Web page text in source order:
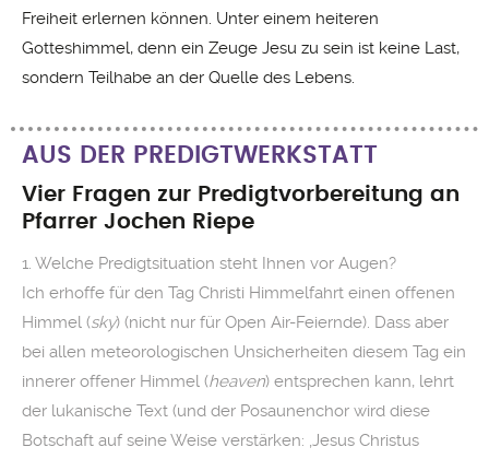
Freiheit erlernen können. Unter einem heiteren
Gotteshimmel, denn ein Zeuge Jesu zu sein ist keine Last,
sondern Teilhabe an der Quelle des Lebens.
AUS DER PREDIGTWERKSTATT
Vier Fragen zur Predigtvorbereitung an
Pfarrer Jochen Riepe
1. Welche Predigtsituation steht Ihnen vor Augen?
Ich erhoffe für den Tag Christi Himmelfahrt einen offenen
Himmel (sky) (nicht nur für Open Air-Feiernde). Dass aber
bei allen meteorologischen Unsicherheiten diesem Tag ein
innerer offener Himmel (heaven) entsprechen kann, lehrt
der lukanische Text (und der Posaunenchor wird diese
Botschaft auf seine Weise verstärken: ‚Jesus Christus